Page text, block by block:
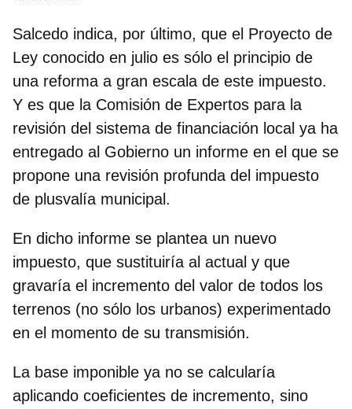
Salcedo indica, por último, que el Proyecto de
Ley conocido en julio es sólo el principio de
una reforma a gran escala de este impuesto.
Y es que la Comisión de Expertos para la
revisión del sistema de financiación local ya ha
entregado al Gobierno un informe en el que se
propone una revisión profunda del impuesto
de plusvalía municipal.
En dicho informe se plantea un nuevo
impuesto, que sustituiría al actual y que
gravaría el incremento del valor de todos los
terrenos (no sólo los urbanos) experimentado
en el momento de su transmisión.
La base imponible ya no se calcularía
aplicando coeficientes de incremento, sino